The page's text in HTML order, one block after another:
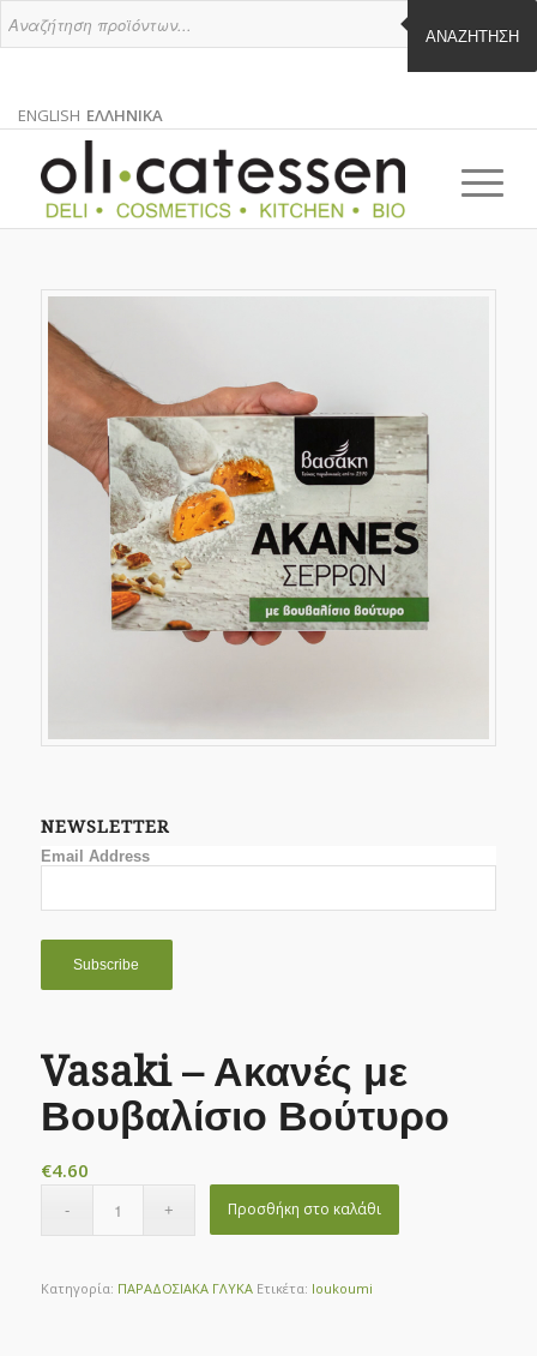
ΑΝΑΖΉΤΗΣΗ
ENGLISH
ΑΓΓΛΙΚΑ
ΕΛΛΗΝΙΚΑ
ΕΛΛΗΝΙΚΑ
EL
NEWSLETTER
Email Address
Vasaki – Ακανές με
Βουβαλίσιο Βούτυρο
€4.60
Προσθήκη στο καλάθι
Κατηγορία: ΠΑΡΑΔΟΣΙΑΚΑ ΓΛΥΚΑ Ετικέτα: loukoumi